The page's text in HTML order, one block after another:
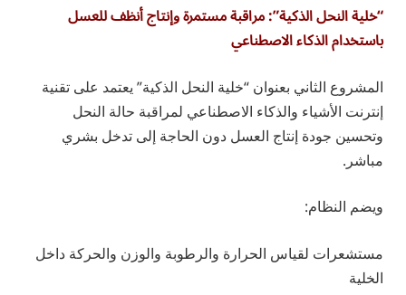
“خلية النحل الذكية”: مراقبة مستمرة وإنتاج أنظف للعسل
باستخدام الذكاء الاصطناعي
المشروع الثاني بعنوان “خلية النحل الذكية” يعتمد على تقنية
إنترنت الأشياء والذكاء الاصطناعي لمراقبة حالة النحل
وتحسين جودة إنتاج العسل دون الحاجة إلى تدخل بشري
مباشر.
ويضم النظام:
مستشعرات لقياس الحرارة والرطوبة والوزن والحركة داخل
الخلية